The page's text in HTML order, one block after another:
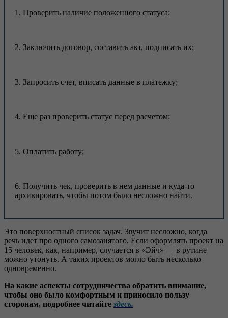
1. Проверить наличие положенного статуса;
2. Заключить договор, составить акт, подписать их;
3. Запросить счет, вписать данные в платежку;
4. Еще раз проверить статус перед расчетом;
5. Оплатить работу;
6. Получить чек, проверить в нем данные и куда-то
архивировать, чтобы потом было несложно найти.
Это поверхностный список задач. Звучит несложно, когда
речь идет про одного самозанятого. Если оформлять проект на
15 человек, как, например, случается в «Эйч» — в рутине
можно утонуть. А таких проектов могло быть несколько
одновременно.
На какие аспекты сотрудничества обратить внимание,
чтобы оно было комфортным и приносило пользу
сторонам, подробнее читайте здесь.